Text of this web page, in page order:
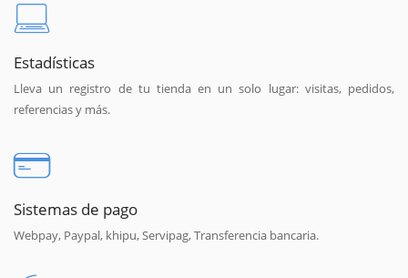
Estadísticas
Lleva un registro de tu tienda en un solo lugar: visitas, pedidos,
referencias y más.
Sistemas de pago
Webpay, Paypal, khipu, Servipag, Transferencia bancaria.